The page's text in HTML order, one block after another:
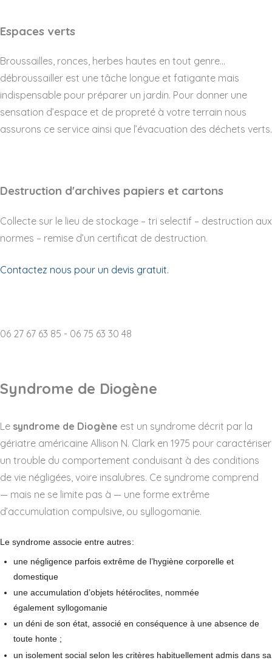
Espaces verts
Broussailles, ronces, herbes hautes en tout genre…
débroussailler est une tâche longue et fatigante mais
indispensable pour préparer un jardin. Pour donner une
sensation d’espace et de propreté à votre terrain nous
assurons ce service ainsi que l’évacuation des déchets verts.
Destruction d'archives papiers et cartons
Collecte sur le lieu de stockage – tri selectif – destruction aux
normes – remise d’un certificat de destruction.
Contactez nous pour un devis gratuit.
06 27 67 63 85 - 06 75 63 30 48
Syndrome de Diogène
Le syndrome de Diogène est un syndrome décrit par la
gériatre américaine Allison N. Clark en 1975 pour caractériser
un trouble du comportement conduisant à des conditions
de vie négligées, voire insalubres. Ce syndrome comprend
— mais ne se limite pas à — une forme extrême
d’accumulation compulsive, ou syllogomanie.
Le syndrome associe entre autres:
une négligence parfois extrême de l’hygiène corporelle et
domestique
une accumulation d’objets hétéroclites, nommée
également syllogomanie
un déni de son état, associé en conséquence à une absence de
toute honte ;
un isolement social selon les critères habituellement admis dans sa